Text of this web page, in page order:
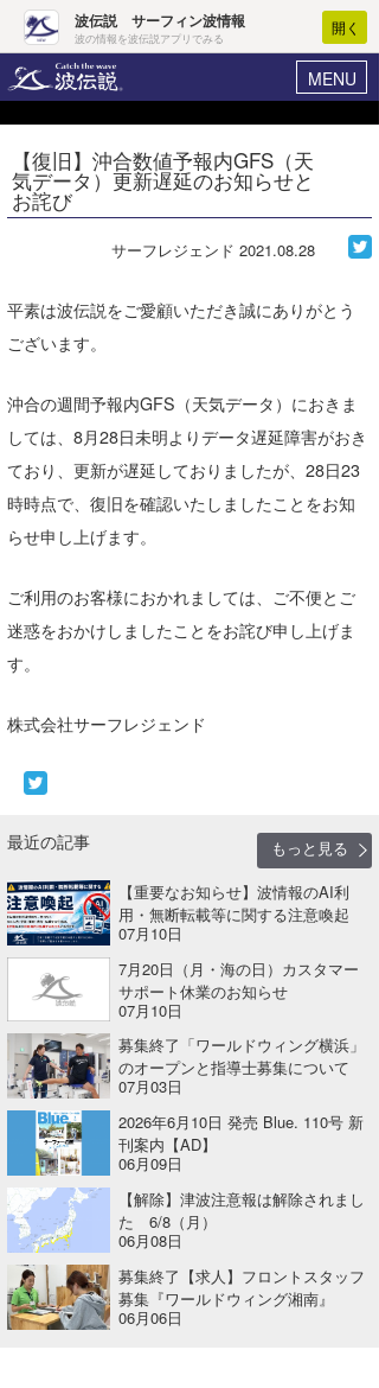
波伝説 サーフィン波情報
波の情報を波伝説アプリでみる
開く
MENU
ヘルプ マイホーム
ログイン
WAVE HUNTER波予想ツール
ニュース
サーフィンエリアガイド
会員メニュー
【復旧】沖合数値予報内GFS（天
気データ）更新遅延のお知らせと
お詫び
サーフレジェンド 2021.08.28
平素は波伝説をご愛顧いただき誠にありがとう
ございます。
沖合の週間予報内GFS（天気データ）におきま
しては、8月28日未明よりデータ遅延障害がおき
ており、更新が遅延しておりましたが、28日23
時時点で、復旧を確認いたしましたことをお知
らせ申し上げます。
ご利用のお客様におかれましては、ご不便とご
迷惑をおかけしましたことをお詫び申し上げま
す。
株式会社サーフレジェンド
最近の記事
もっと見る
【重要なお知らせ】波情報のAI利
用・無断転載等に関する注意喚起
07月10日
7月20日（月・海の日）カスタマー
サポート休業のお知らせ
07月10日
募集終了「ワールドウィング横浜」
のオープンと指導士募集について
07月03日
2026年6月10日 発売 Blue. 110号 新
刊案内【AD】
06月09日
【解除】津波注意報は解除されまし
た 6/8（月）
06月08日
募集終了【求人】フロントスタッフ
募集『ワールドウィング湘南』
06月06日
Core Surf Japan
コンテスト
ファッション/グッズ
アート＆エンタメ
コラム
トラベル
ショップ情報
ショップ情報
湘南
千葉北
伊豆
沖縄
ウラナミ
お知らせ
その他
ルール＆How to
サーファーズ
ライター/寄稿メディア
Core Surf Japan
Naoya Kimoto
mitsuteru Kamio
Yasunari Inoue
Yoshiyuki Obata
arukasvision
メディア
SURFMEDIA
Colors MAGAZINE
WAVAL
波伝説アンバサダー/プロライダー
福島寿実子
中浦“JET”章
嵯峨明日香
波伝説スタッフ
☆加藤
+☆maki☆+
波伝説